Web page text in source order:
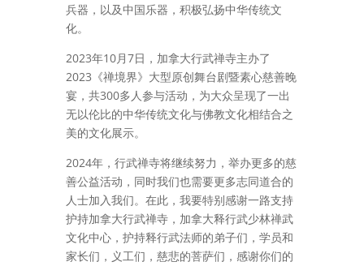
兵器，以及中国乐器，积极弘扬中华传统文
化。
2023年10月7日，加拿大行武禅寺主办了
2023《禅境界》大型原创舞台剧暨素心慈善晚
宴，共300多人参与活动，为大众呈现了一出
无以伦比的中华传统文化与佛教文化相结合之
美的文化展示。
2024年，行武禅寺将继续努力，举办更多的慈
善公益活动，同时我们也需要更多志同道合的
人士加入我们。在此，我要特别感谢一路支持
护持加拿大行武禅寺，加拿大释行武少林禅武
文化中心，护持释行武法师的弟子们，学员和
家长们，义工们，慈悲的菩萨们，感谢你们的